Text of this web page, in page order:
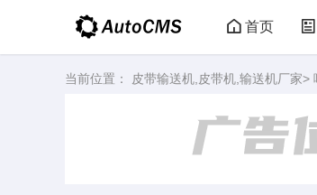
首页
当前位置： 皮带输送机,皮带机,输送机厂家>